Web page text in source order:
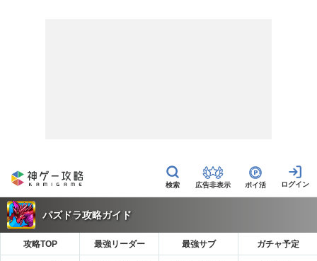
広告非表示 ポイ活
パズドラ攻略ガイド
攻略TOP 最強リーダー 最強サブ ガチャ予定